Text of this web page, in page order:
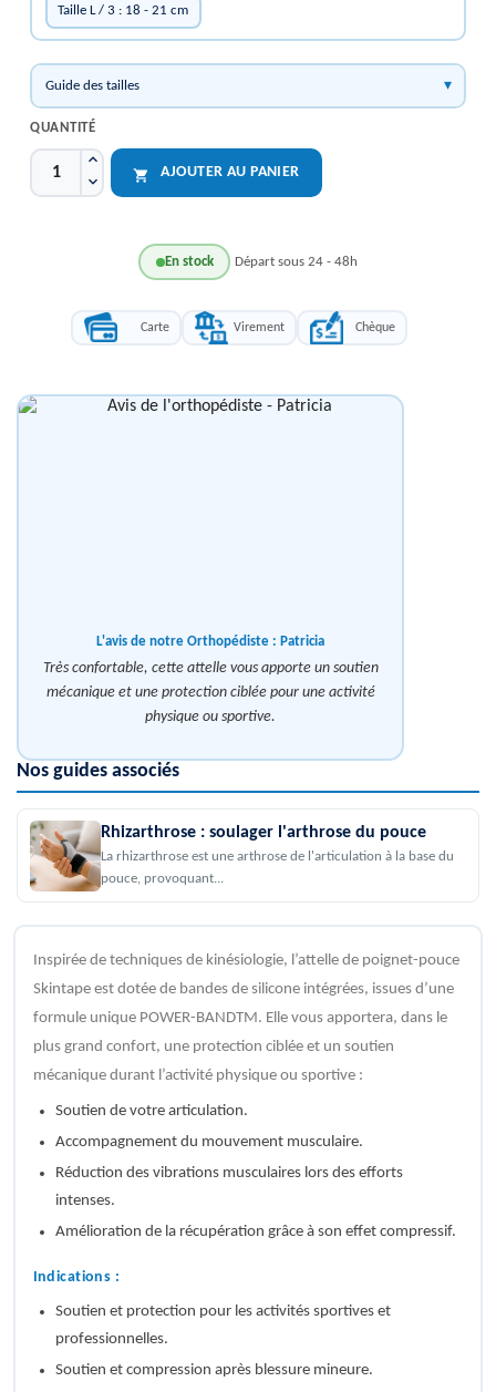
Taille L / 3 : 18 - 21 cm
Guide des tailles
QUANTITÉ
 AJOUTER AU PANIER
En stock Départ sous 24 - 48h
Carte Virement Chèque
L'avis de notre Orthopédiste : Patricia
Très confortable, cette attelle vous apporte un soutien
mécanique et une protection ciblée pour une activité
physique ou sportive.
Nos guides associés
Rhizarthrose : soulager l'arthrose du pouce
La rhizarthrose est une arthrose de l'articulation à la base du
pouce, provoquant...
Inspirée de techniques de kinésiologie, l’attelle de poignet-pouce
Skintape est dotée de bandes de silicone intégrées, issues d’une
formule unique POWER-BANDTM. Elle vous apportera, dans le
plus grand confort, une protection ciblée et un soutien
mécanique durant l’activité physique ou sportive :
Soutien de votre articulation.
Accompagnement du mouvement musculaire.
Réduction des vibrations musculaires lors des efforts
intenses.
Amélioration de la récupération grâce à son effet compressif.
Indications :
Soutien et protection pour les activités sportives et
professionnelles.
Soutien et compression après blessure mineure.